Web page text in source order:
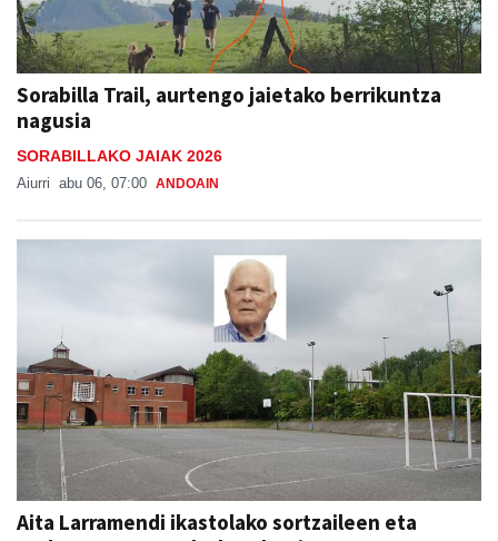
Sorabilla Trail, aurtengo jaietako berrikuntza
nagusia
SORABILLAKO JAIAK 2026
Aiurri abu 06, 07:00 ANDOAIN
Aita Larramendi ikastolako sortzaileen eta